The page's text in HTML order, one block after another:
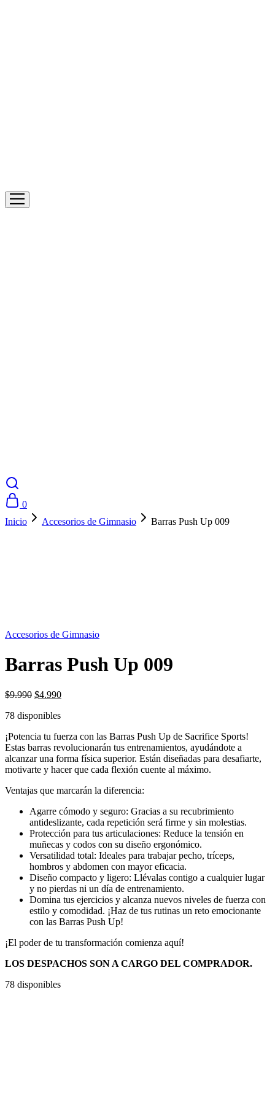
0
Inicio
Accesorios de Gimnasio Barras Push Up 009
Accesorios de Gimnasio
Barras Push Up 009
$9.990 El
original
$9.990.
$4.990El
$4.990.
78 disponibles
¡Potencia tu fuerza con las Barras Push Up de Sacrifice Sports!
Estas barras revolucionarán tus entrenamientos, ayudándote a
alcanzar una forma física superior. Están diseñadas para desafiarte,
motivarte y hacer que cada flexión cuente al máximo.
Ventajas que marcarán la diferencia:
Agarre cómodo y seguro: Gracias a su recubrimiento
antideslizante, cada repetición será firme y sin molestias.
Protección para tus articulaciones: Reduce la tensión en
muñecas y codos con su diseño ergonómico.
Versatilidad total: Ideales para trabajar pecho, tríceps,
hombros y abdomen con mayor eficacia.
Diseño compacto y ligero: Llévalas contigo a cualquier lugar
y no pierdas ni un día de entrenamiento.
Domina tus ejercicios y alcanza nuevos niveles de fuerza con
estilo y comodidad. ¡Haz de tus rutinas un reto emocionante
con las Barras Push Up!
¡El poder de tu transformación comienza aquí!
LOS DESPACHOS SON A CARGO DEL COMPRADOR.
78 disponibles